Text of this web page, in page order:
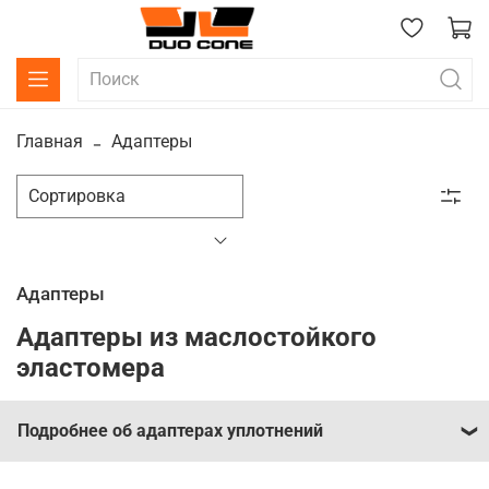
Главная Адаптеры
Адаптеры
Адаптеры из маслостойкого
эластомера